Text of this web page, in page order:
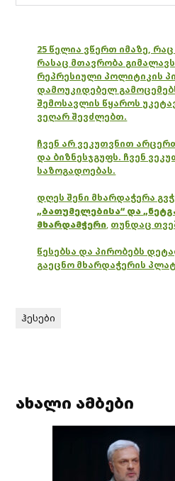
25 წელია ვწერთ იმაზე, რაც
რასაც მთავრობა
რეპრესიული პოლიტიკის
დამოუკიდებელ
შემოსავლის წყაროს
ვეღარ შევძლებთ.
ჩვენ არ ვეკუთვნით
და ბიზნესჯგუფს. ჩვენ
საზოგადოებას.
დღეს შენი მხარდაჭერა
„ბათუმელებისა“ და
მხარდამჭერი, თუნდაც
წესებსა და პირობებს
გაეცნო მხარდაჭერის
ჰესები
ახალი ამბები